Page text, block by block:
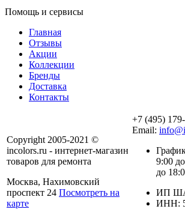
Помощь и сервисы
Главная
Отзывы
Акции
Коллекции
Бренды
Доставка
Контакты
Copyright 2005-2021 ©
incolors.ru - интернет-магазин
товаров для ремонта
Москва, Нахимовский
проспект 24 Посмотреть на
карте
+7 (495)
Email:
9:00
до
ИП
ИНН: